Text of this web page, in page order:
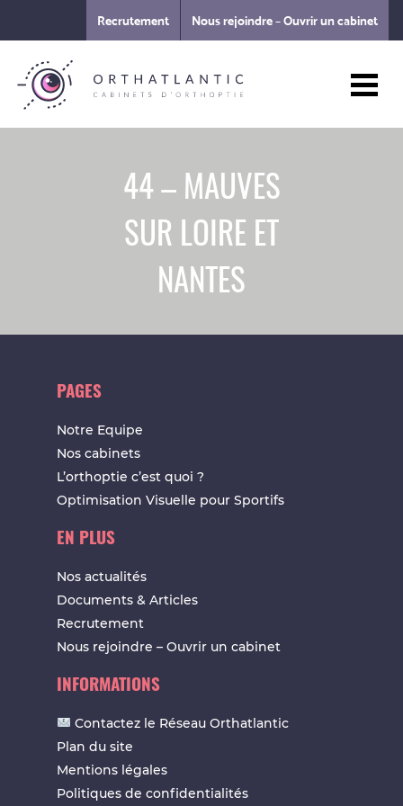
Recrutement Nous rejoindre – Ouvrir un cabinet
44 – MAUVES
SUR LOIRE ET
NANTES
PAGES
Notre Equipe
Nos cabinets
L’orthoptie c’est quoi ?
Optimisation Visuelle pour Sportifs
EN PLUS
Nos actualités
Documents & Articles
Recrutement
Nous rejoindre – Ouvrir un cabinet
INFORMATIONS
Contactez le Réseau Orthatlantic
Plan du site
Mentions légales
Politiques de confidentialités